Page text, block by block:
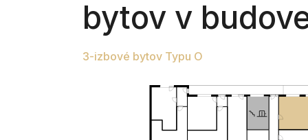
bytov v
3-izbové bytov Typu O